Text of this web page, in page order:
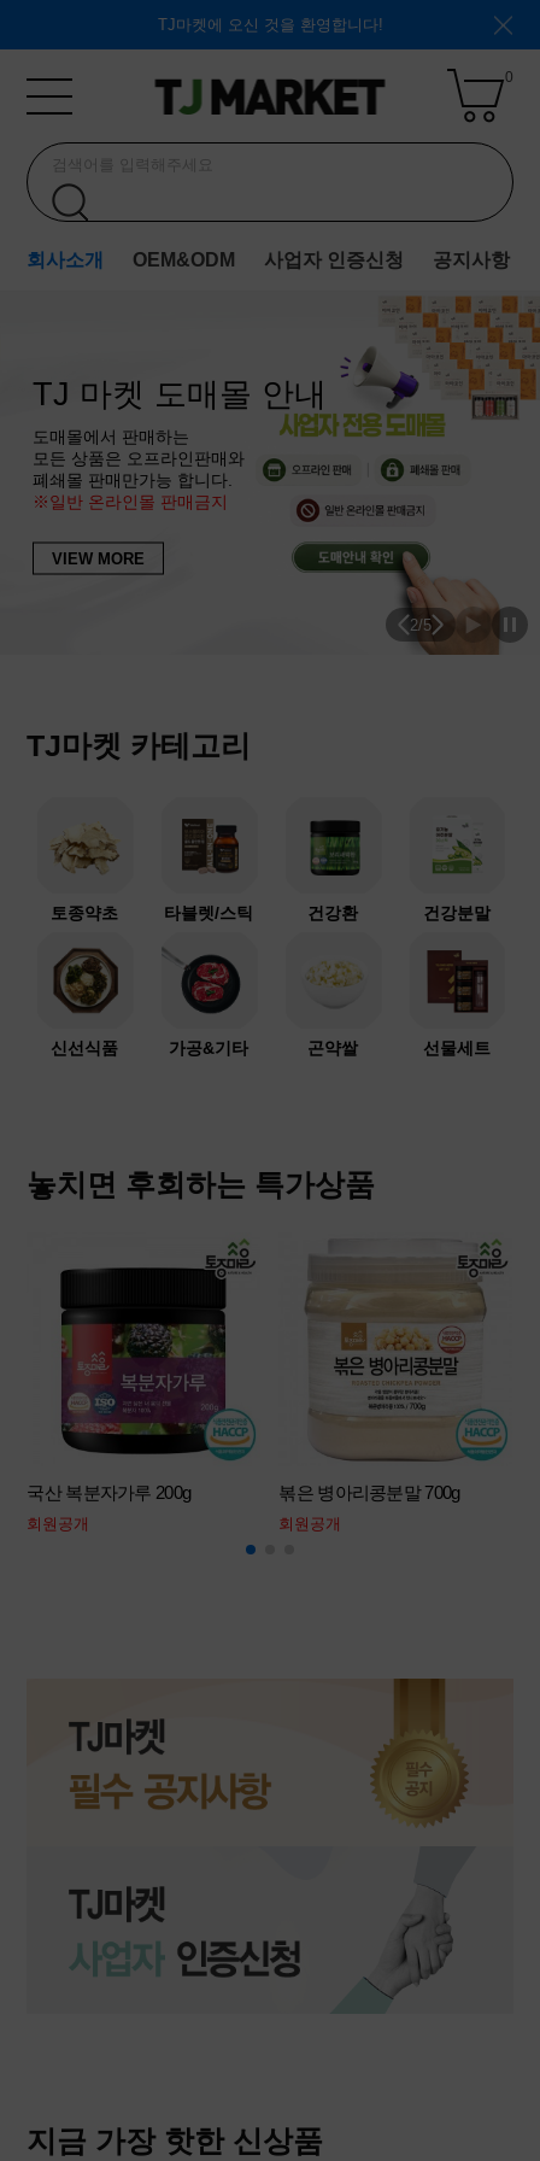
TJ마켓에 오신 것을 환영합니다!
0
회사소개 OEM&ODM 사업자 인증신청 공지사항
TJ 마켓 도매몰 안내
도매몰에서 판매하는
모든 상품은 오프라인판매와
폐쇄몰 판매만가능 합니다.
※일반 온라인몰 판매금지
VIEW MORE
2/5
TJ마켓 카테고리
토종약초
신선식품
타블렛/스틱
가공&기타
건강환
곤약쌀
건강분말
선물세트
놓치면 후회하는 특가상품
국산 복분자가루 200g
회원공개
볶은 병아리콩분말 700g
회원공개
지금 가장 핫한 신상품